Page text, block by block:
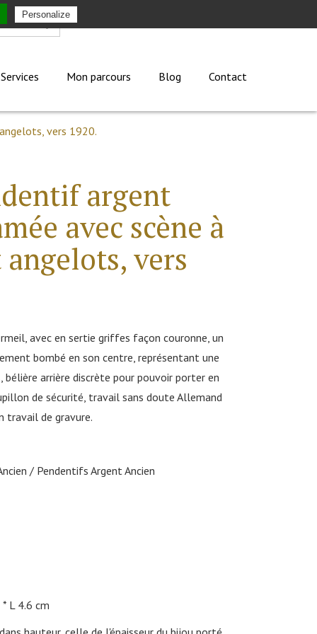
Services Mon parcours Blog Contact
vers 1920.
argent
avec scène à
vers
avec en sertie griffes façon couronne, un
bombé en son centre, représentant une
arrière discrète pour pouvoir porter en
de sécurité, travail sans doute Allemand
travail de gravure.
Pendentifs Argent Ancien
L 4.6 cm
Personalize